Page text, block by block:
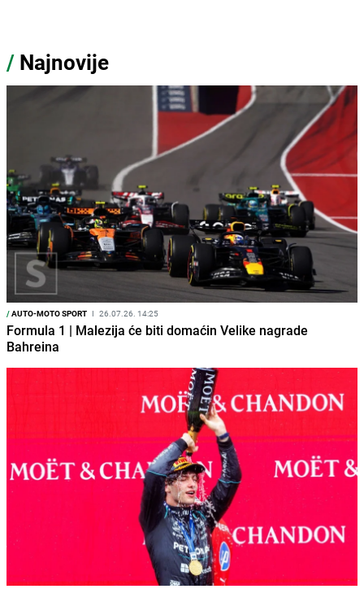
/ Najnovije
/AUTO-MOTO SPORT I 26.07.26. 14:25
Formula 1 | Malezija će biti domaćin Velike nagrade
Bahreina